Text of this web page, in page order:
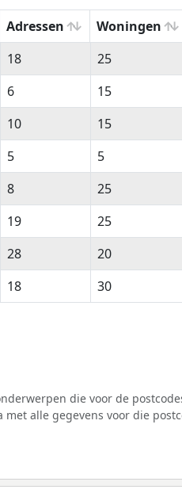
Adressen Woningen
Adressen Woningen
18 25
6 15
10 15
5 5
8 25
19 25
28 20
18 30
die voor de
alle gegevens voor die